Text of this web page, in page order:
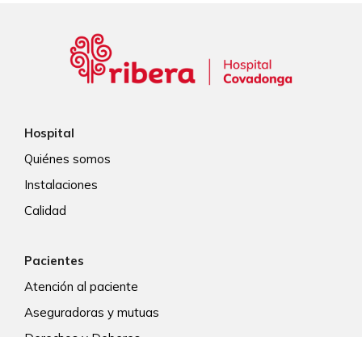
Hospital
Quiénes somos
Instalaciones
Calidad
Pacientes
Atención al paciente
Aseguradoras y mutuas